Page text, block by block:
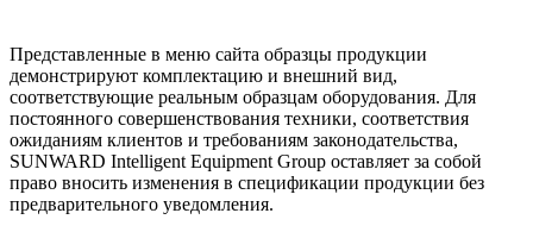
Представленные в меню сайта образцы продукции
демонстрируют комплектацию и внешний вид,
соответствующие реальным образцам оборудования. Для
постоянного совершенствования техники, соответствия
ожиданиям клиентов и требованиям законодательства,
SUNWARD Intelligent Equipment Group оставляет за собой
право вносить изменения в спецификации продукции без
предварительного уведомления.